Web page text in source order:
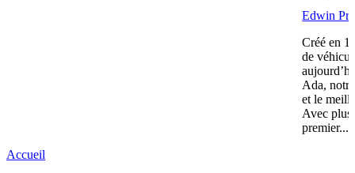
Edwin
Créé en
de
Ada,
et le
Avec plus
premier...
Accueil